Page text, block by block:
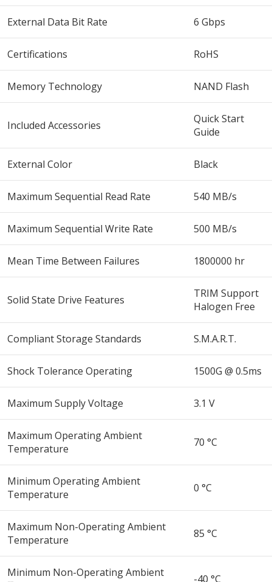
External Data Bit Rate 6 Gbps
Certifications RoHS
Memory Technology NAND Flash
Included Accessories
Quick Start
Guide
External Color Black
Maximum Sequential Read Rate 540 MB/s
Maximum Sequential Write Rate 500 MB/s
Mean Time Between Failures 1800000 hr
Solid State Drive Features
TRIM Support
Halogen Free
Compliant Storage Standards S.M.A.R.T.
Shock Tolerance Operating 1500G @ 0.5ms
Maximum Supply Voltage 3.1 V
Maximum Operating Ambient
Temperature
70 °C
Minimum Operating Ambient
Temperature
0 °C
Maximum Non-Operating Ambient
Temperature
85 °C
Minimum Non-Operating Ambient
-40 °C